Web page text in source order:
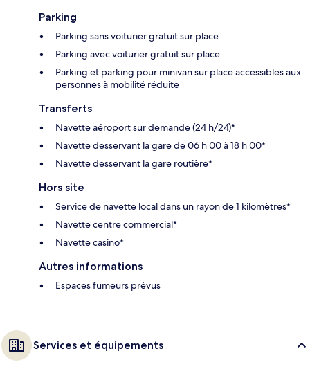
Parking
Parking sans voiturier gratuit sur place
Parking avec voiturier gratuit sur place
Parking et parking pour minivan sur place accessibles aux
personnes à mobilité réduite
Transferts
Navette aéroport sur demande (24 h/24)*
Navette desservant la gare de 06 h 00 à 18 h 00*
Navette desservant la gare routière*
Hors site
Service de navette local dans un rayon de 1 kilomètres*
Navette centre commercial*
Navette casino*
Autres informations
Espaces fumeurs prévus
Services et équipements